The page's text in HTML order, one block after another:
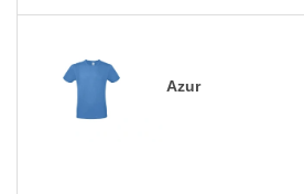
Azur